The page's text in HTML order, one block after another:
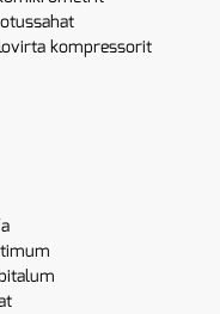
kompressorit